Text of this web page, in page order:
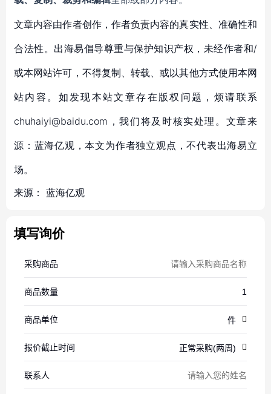
文章内容由作者创作，作者负责内容的真实性、准确性和
合法性。出海易倡导尊重与保护知识产权，未经作者和/
或本网站许可，不得复制、转载、或以其他方式使用本网
站内容。如发现本站文章存在版权问题，烦请联系
chuhaiyi@baidu.com，我们将及时核实处理。文章来
源：蓝海亿观，本文为作者独立观点，不代表出海易立
场。
来源： 蓝海亿观
填写询价